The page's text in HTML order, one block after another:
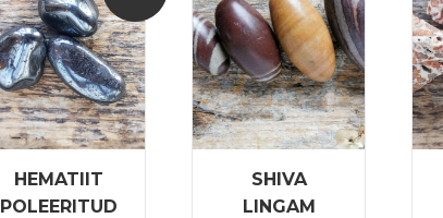
HEMATIIT
POLEERITUD
SHIVA
LINGAM